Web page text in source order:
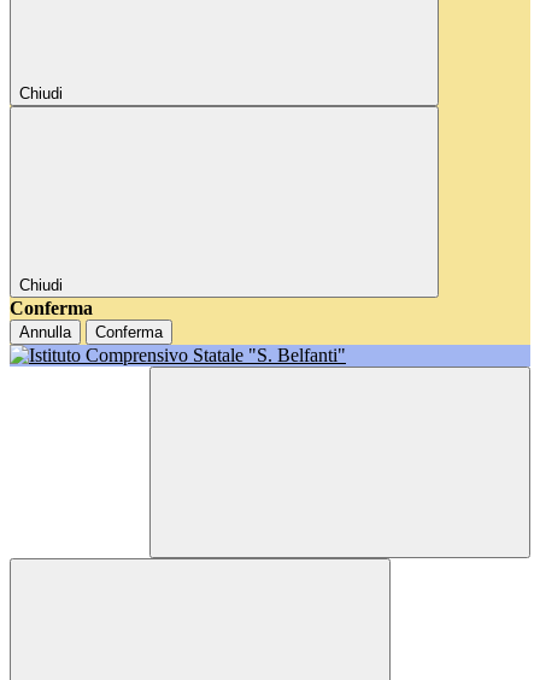
Chiudi
Chiudi
Conferma
Annulla Conferma